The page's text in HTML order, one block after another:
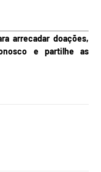
arrecadar doações,
e partilhe as